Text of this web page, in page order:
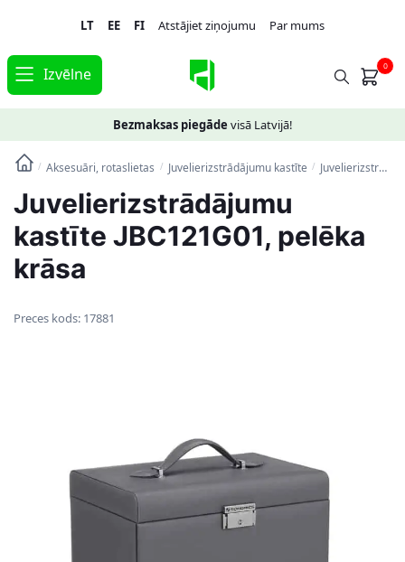
navigation
content
LT EE FI Atstājiet ziņojumu Par mums
Izvēlne 0
Bezmaksas piegāde visā Latvijā!
/ Aksesuāri, rotaslietas / Juvelierizstrādājumu kastīte / Juvelierizstrādājumu kastīte JBC121G01, pelēka krāsa
Juvelierizstrādājumu
kastīte JBC121G01, pelēka
krāsa
Preces kods: 17881